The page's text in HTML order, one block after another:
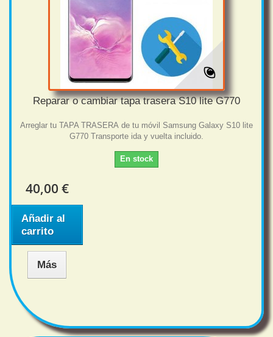
Reparar o cambiar tapa trasera S10 lite G770
Arreglar tu TAPA TRASERA de tu móvil Samsung Galaxy S10 lite
G770 Transporte ida y vuelta incluido.
En stock
40,00 €
Añadir al
carrito
Más